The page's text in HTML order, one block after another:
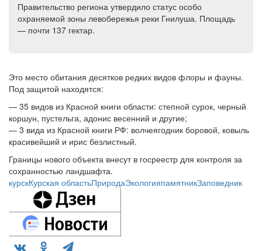
Правительство региона утвердило статус особо
охраняемой зоны левобережья реки Гнилуша. Площадь
— почти 137 гектар.
Это место обитания десятков редких видов флоры и фауны.
Под защитой находятся:
— 35 видов из Красной книги области: степной сурок, черный
коршун, пустельга, адонис весенний и другие;
— 3 вида из Красной книги РФ: волчеягодник боровой, ковыль
красивейший и ирис безлистный.
Границы нового объекта внесут в госреестр для контроля за
сохранностью ландшафта.
курскКурская областьПриродаЭкологияпамятникЗаповедник